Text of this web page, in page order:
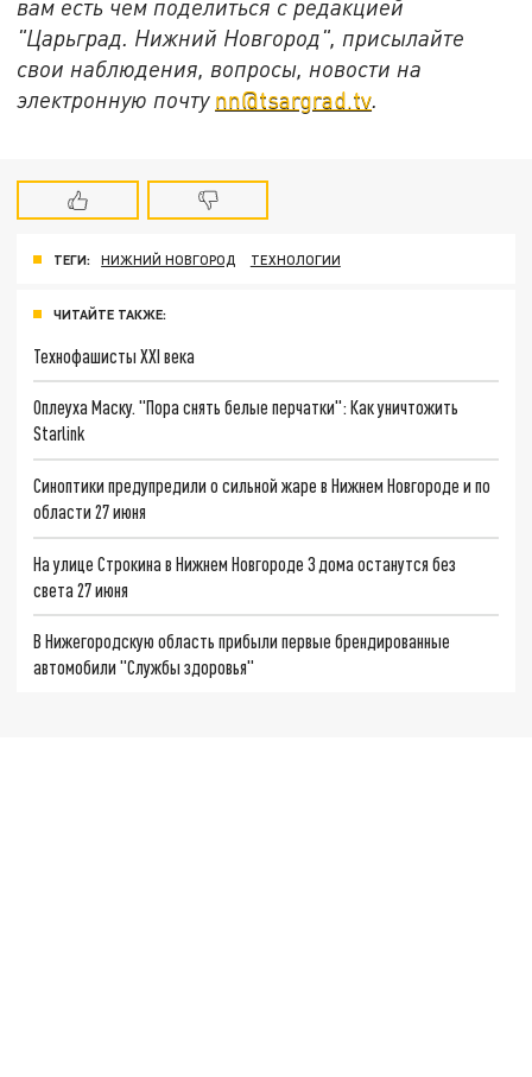
вам есть чем поделиться с редакцией
"Царьград. Нижний Новгород", присылайте
свои наблюдения, вопросы, новости на
электронную почту nn@tsargrad.tv.
ТЕГИ: НИЖНИЙ НОВГОРОД ТЕХНОЛОГИИ
ЧИТАЙТЕ ТАКЖЕ:
Технофашисты XXI века
Оплеуха Маску. "Пора снять белые перчатки": Как уничтожить
Starlink
Синоптики предупредили о сильной жаре в Нижнем Новгороде и по
области 27 июня
На улице Строкина в Нижнем Новгороде 3 дома останутся без
света 27 июня
В Нижегородскую область прибыли первые брендированные
автомобили "Службы здоровья"